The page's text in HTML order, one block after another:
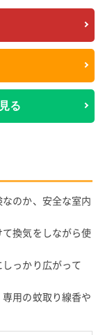
る
のか、安全な室内
換気をしながら使
っかり広がって
用の蚊取り線香や